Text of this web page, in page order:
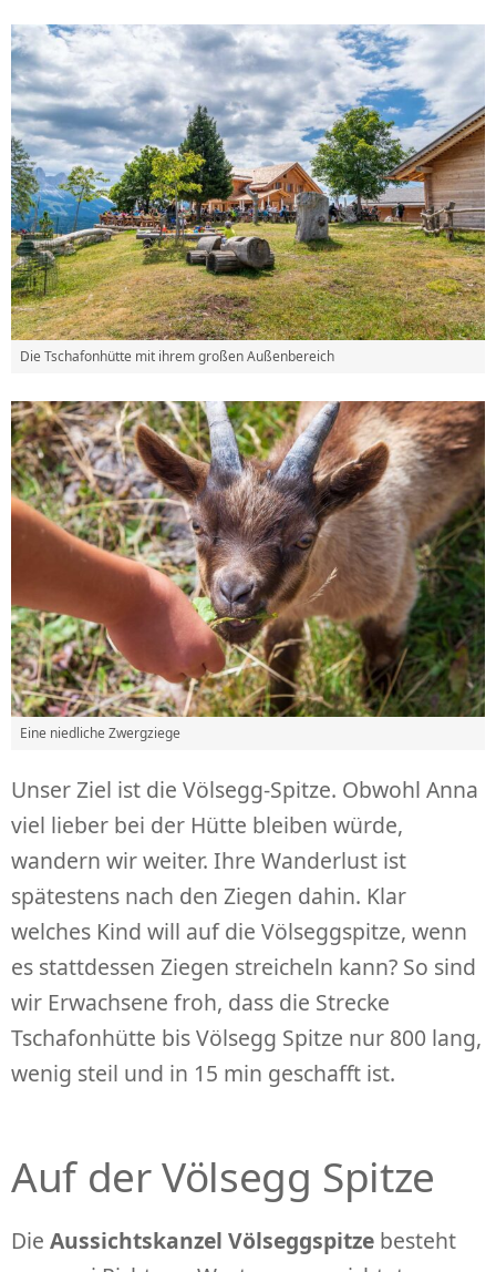
Die Tschafonhütte mit ihrem großen Außenbereich
Eine niedliche Zwergziege
Unser Ziel ist die Völsegg-Spitze. Obwohl Anna
viel lieber bei der Hütte bleiben würde,
wandern wir weiter. Ihre Wanderlust ist
spätestens nach den Ziegen dahin. Klar
welches Kind will auf die Völseggspitze, wenn
es stattdessen Ziegen streicheln kann? So sind
wir Erwachsene froh, dass die Strecke
Tschafonhütte bis Völsegg Spitze nur 800 lang,
wenig steil und in 15 min geschafft ist.
Auf der Völsegg Spitze
Die Aussichtskanzel Völseggspitze besteht